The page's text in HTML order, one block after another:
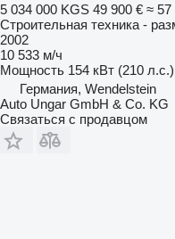
5 034 000 KGS 49 900 € ≈ 57
Строительная техника -
2002
10 533 м/ч
Мощность 154 кВт (210 л.с.)
Германия, Wendelstein
Auto Ungar GmbH & Co. KG
Связаться с продавцом